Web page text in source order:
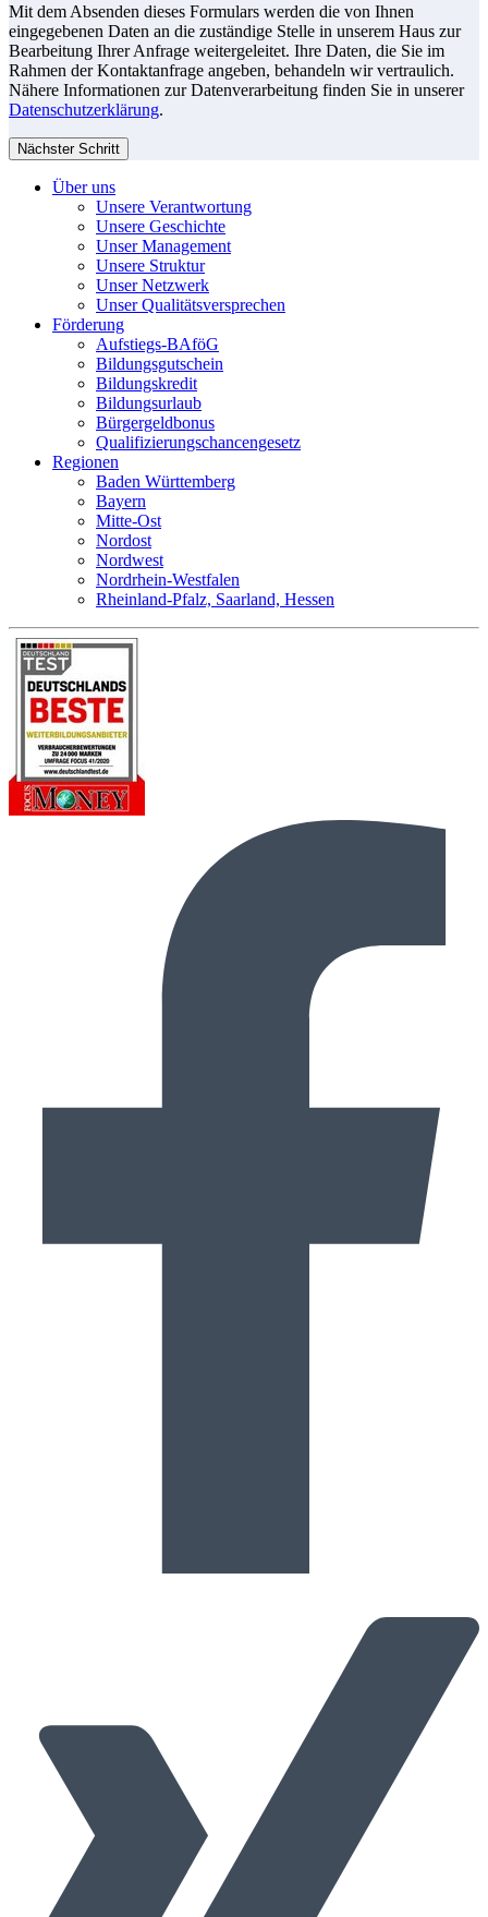
Mit dem Absenden dieses Formulars werden die von Ihnen
eingegebenen Daten an die zuständige Stelle in unserem Haus zur
Bearbeitung Ihrer Anfrage weitergeleitet. Ihre Daten, die Sie im
Rahmen der Kontaktanfrage angeben, behandeln wir vertraulich.
Nähere Informationen zur Datenverarbeitung finden Sie in unserer
Datenschutzerklärung.
Nächster Schritt
Über uns
Unsere Verantwortung
Unsere Geschichte
Unser Management
Unsere Struktur
Unser Netzwerk
Unser Qualitätsversprechen
Förderung
Aufstiegs-BAföG
Bildungsgutschein
Bildungskredit
Bildungsurlaub
Bürgergeldbonus
Qualifizierungschancengesetz
Regionen
Baden Württemberg
Bayern
Mitte-Ost
Nordost
Nordwest
Nordrhein-Westfalen
Rheinland-Pfalz, Saarland, Hessen